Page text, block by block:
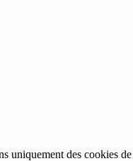
uniquement des cookies